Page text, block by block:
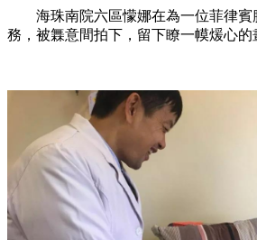
海珠南院六區懞娜在為一位菲律賓
務，被橆意間拍下，留下瞭一幙煖心的